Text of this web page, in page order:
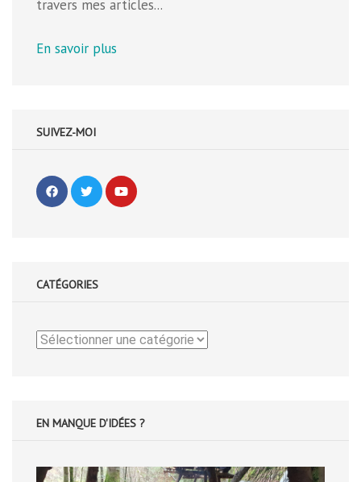
travers mes articles...
En savoir plus
SUIVEZ-MOI
CATÉGORIES
Catégories
EN MANQUE D'IDÉES ?